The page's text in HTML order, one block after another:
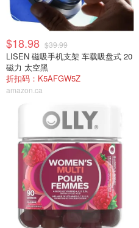
$18.98 $39.99
LISEN 磁吸手机支架 车载吸盘式 20
磁力 太空黑
折扣码：K5AFGW5Z
amazon.ca